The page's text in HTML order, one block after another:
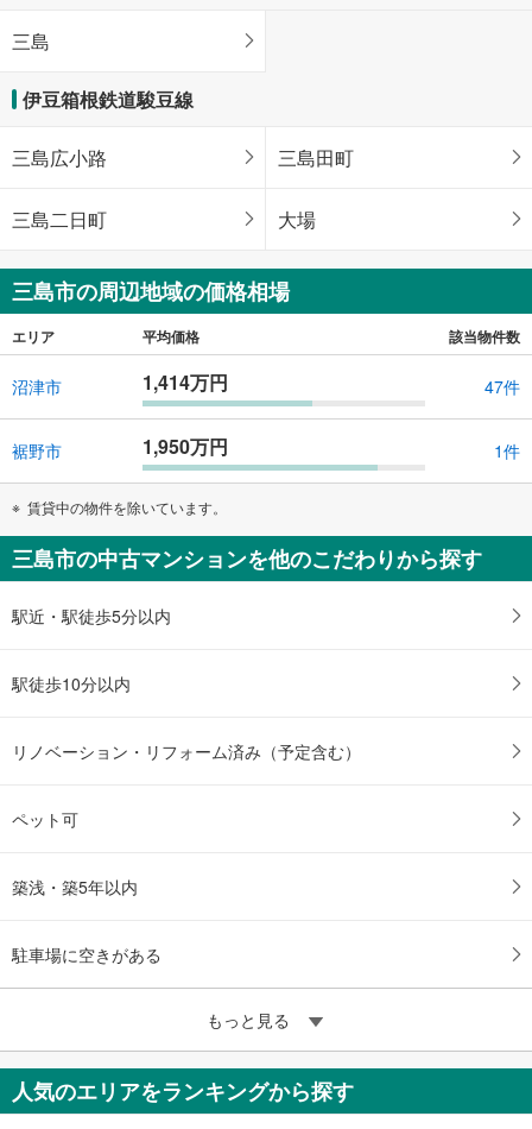
三島
伊豆箱根鉄道駿豆線
三島広小路 三島田町
三島二日町 大場
三島市の周辺地域の価格相場
エリア 平均価格 該当物件数
沼津市 1,414万円 47件
裾野市 1,950万円 1件
賃貸中の物件を除いています。
三島市の中古マンションを他のこだわりから探す
駅近・駅徒歩5分以内
駅徒歩10分以内
リノベーション・リフォーム済み（予定含む）
ペット可
築浅・築5年以内
駐車場に空きがある
もっと見る
人気のエリアをランキングから探す